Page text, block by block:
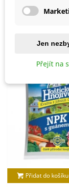
Detaily
SOUVISEJÍCÍ
Přidat do košíku
Jen
Přejít na